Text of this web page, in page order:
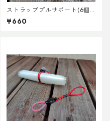
ストラッププルサポート(6個
セット)
¥660